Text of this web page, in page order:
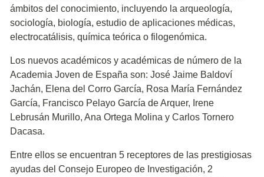
ámbitos del conocimiento, incluyendo la arqueología,
sociología, biología, estudio de aplicaciones médicas,
electrocatálisis, química teórica o filogenómica.
Los nuevos académicos y académicas de número de la
Academia Joven de España son: José Jaime Baldoví
Jachán, Elena del Corro García, Rosa María Fernández
García, Francisco Pelayo García de Arquer, Irene
Lebrusán Murillo, Ana Ortega Molina y Carlos Tornero
Dacasa.
Entre ellos se encuentran 5 receptores de las prestigiosas
ayudas del Consejo Europeo de Investigación, 2